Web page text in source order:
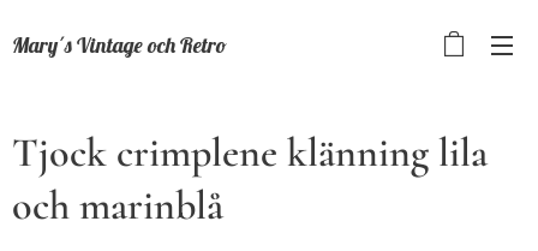
Mary´s Vintage och Retro
Tjock crimplene klänning lila
och marinblå